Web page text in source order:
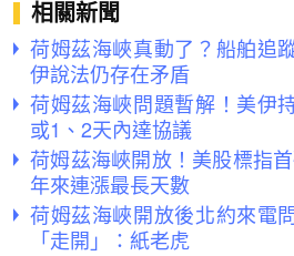
相關新聞
荷姆茲海峽真動了？船舶
伊說法仍存在矛盾
荷姆茲海峽問題暫解！美伊
或1、2天內達協議
荷姆茲海峽開放！美股標指
年來連漲最長天數
荷姆茲海峽開放後北約來電
「走開」：紙老虎